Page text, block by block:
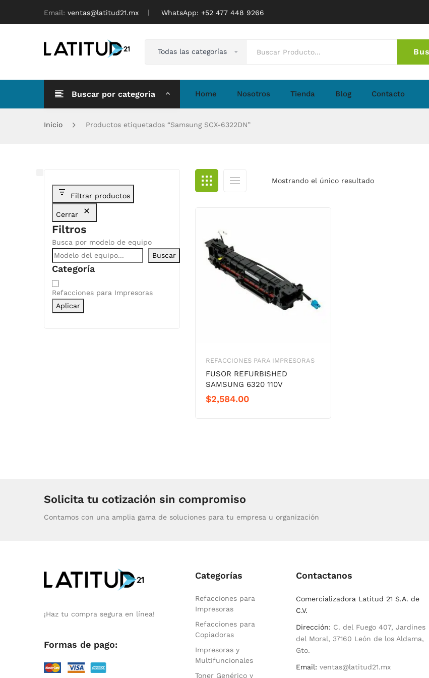
Email: ventas@latitud21.mx WhatsApp: ‪+52 477 448 9266
Todas las categorías
Buscar por categoria Home Nosotros Tienda Blog Contacto
Inicio Productos etiquetados “Samsung SCX-6322DN”
Mostrando el único resultado
REFACCIONES PARA IMPRESORAS
FUSOR REFURBISHED
SAMSUNG 6320 110V
$2,584.00
Filtrar productos
Cerrar
Filtros
Busca por modelo de equipo
Buscar
Categoría
Categoría
Refacciones para Impresoras
Aplicar
Solicita tu cotización sin compromiso
Contamos con una amplia gama de soluciones para tu empresa u organización
¡Haz tu compra segura en línea!
Formas de pago:
Categorías
Refacciones para
Impresoras
Refacciones para
Copiadoras
Impresoras y
Multifuncionales
Toner Genérico y
Contactanos
Comercializadora Latitud 21 S.A. de
C.V.
Dirección: C. del Fuego 407, Jardines
del Moral, 37160 León de los Aldama,
Gto.
Email: ventas@latitud21.mx